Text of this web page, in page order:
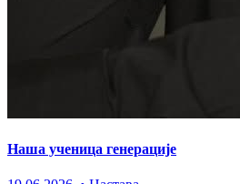
Наша ученица генерације